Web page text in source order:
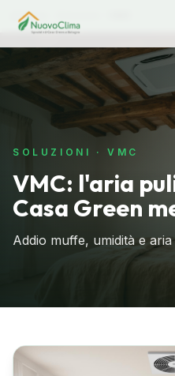
Home
SOLUZIONI · VMC
VMC: l'aria
Casa Green
Addio muffe, umidità e aria